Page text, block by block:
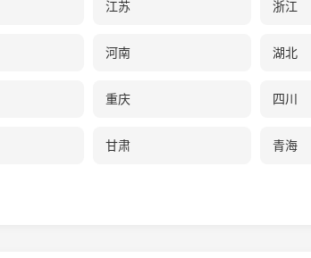
江苏 浙江
河南 湖北
重庆 四川
甘肃 青海